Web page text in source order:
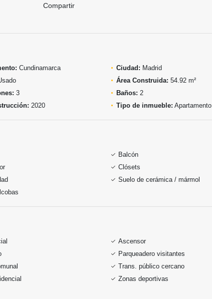
Compartir
Cundinamarca Ciudad: Madrid
Área Construida: 54.92 m²
3 Baños: 2
2020 Tipo de inmueble: Apartamento
Balcón
Clósets
Suelo de cerámica / mármol
Ascensor
Parqueadero visitantes
Trans. público cercano
Zonas deportivas